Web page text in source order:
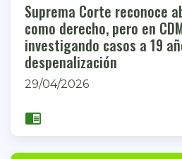
Suprema Corte reconoce
como derecho, pero en
investigando casos a 19
despenalización
29/04/2026
chrome_reader_mode